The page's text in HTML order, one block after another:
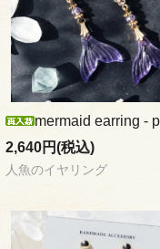
mermaid earring -
2,640円(税込)
人魚のイヤリング